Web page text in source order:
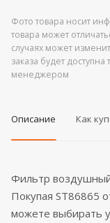
Фото товара носит
товара может
случаях может
заказа будет
менеджером
Описание Как
Фильтр
Покупая ST86865
можете выбирать